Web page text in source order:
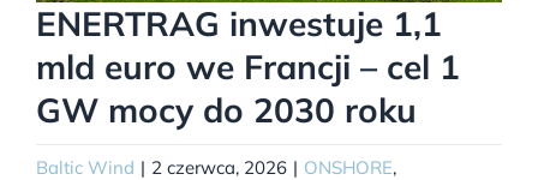
ENERTRAG inwestuje 1,1
mld euro we Francji – cel 1
GW mocy do 2030 roku
Baltic Wind | 2 czerwca, 2026 | ONSHORE,